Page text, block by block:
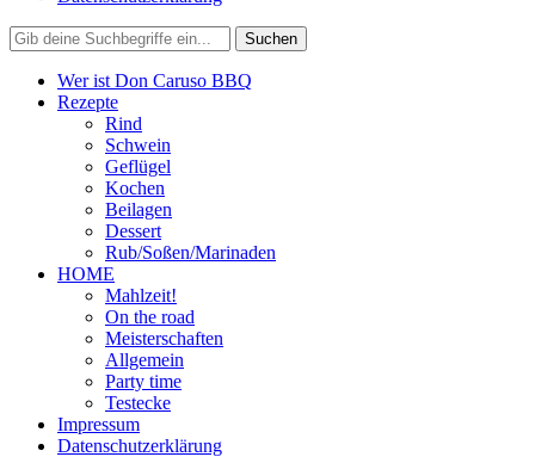
Wer ist Don Caruso BBQ
Rezepte
Rind
Schwein
Geflügel
Kochen
Beilagen
Dessert
Rub/Soßen/Marinaden
HOME
Mahlzeit!
On the road
Meisterschaften
Allgemein
Party time
Testecke
Impressum
Datenschutzerklärung